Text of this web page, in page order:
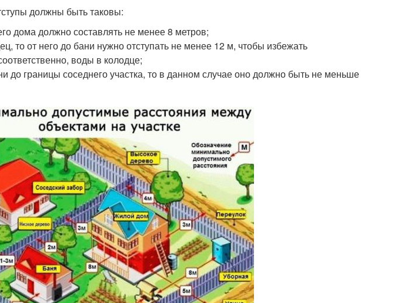
должны быть таковы:
дома должно составлять не менее 8 метров;
то от него до бани нужно отступать не менее 12 м, чтобы избежать
воды в колодце;
до границы соседнего участка, то в данном случае оно должно быть не меньше